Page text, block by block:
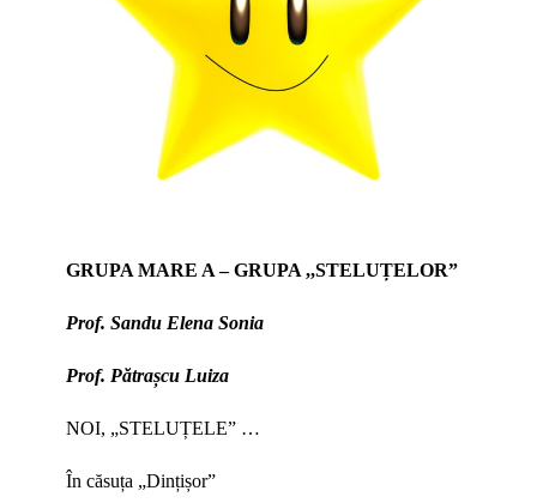
GRUPA MARE A – GRUPA ,,STELUȚELOR”
Prof. Sandu Elena Sonia
Prof. Pătrașcu Luiza
NOI, „STELUȚELE” …
În căsuța „Dințișor”